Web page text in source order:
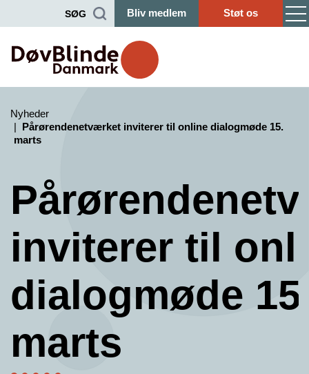
SØG Bliv medlem Støt os
Nyheder
Pårørendenetværket inviterer til online dialogmøde 15.
marts
inviterer til
dialogmøde
marts